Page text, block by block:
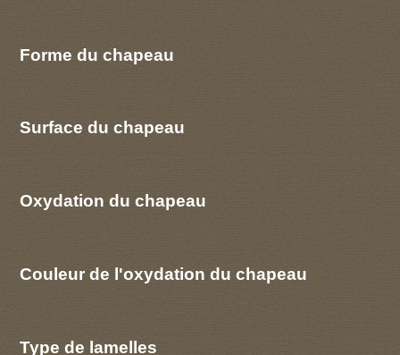
Forme du chapeau
Surface du chapeau
Oxydation du chapeau
Couleur de l'oxydation du chapeau
Type de lamelles